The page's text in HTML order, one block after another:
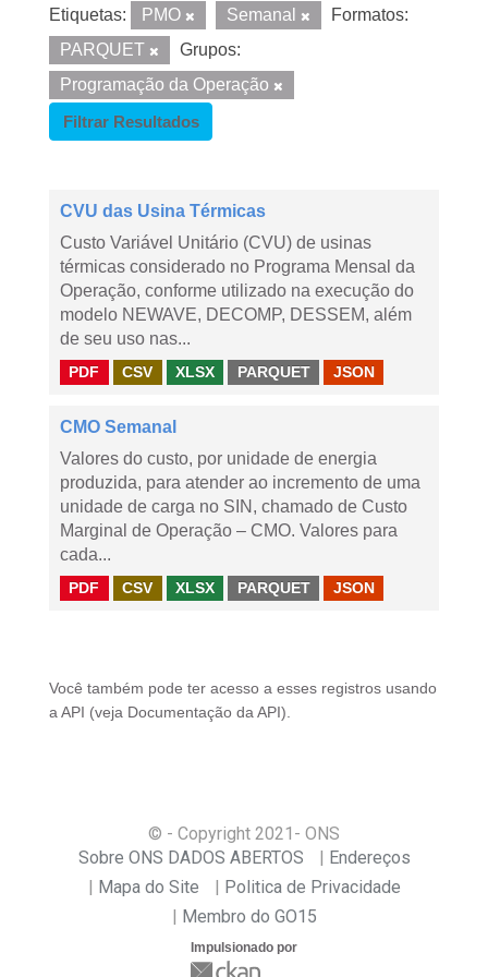
Etiquetas: PMO Semanal
Formatos:
PARQUET
Grupos:
Programação da Operação
Filtrar Resultados
CVU das Usina Térmicas
Custo Variável Unitário (CVU) de usinas
térmicas considerado no Programa Mensal da
Operação, conforme utilizado na execução do
modelo NEWAVE, DECOMP, DESSEM, além
de seu uso nas...
PDF CSV XLSX PARQUET JSON
CMO Semanal
Valores do custo, por unidade de energia
produzida, para atender ao incremento de uma
unidade de carga no SIN, chamado de Custo
Marginal de Operação – CMO. Valores para
cada...
PDF CSV XLSX PARQUET JSON
Você também pode ter acesso a esses registros usando
a API (veja Documentação da API ).
© - Copyright 2021 - ONS
Sobre ONS DADOS ABERTOS
Endereços
Mapa do Site
Politica de Privacidade
Membro do GO15
Impulsionado por